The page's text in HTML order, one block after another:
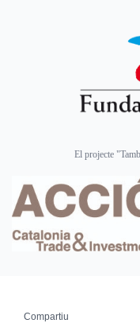
El projecte
Compartiu